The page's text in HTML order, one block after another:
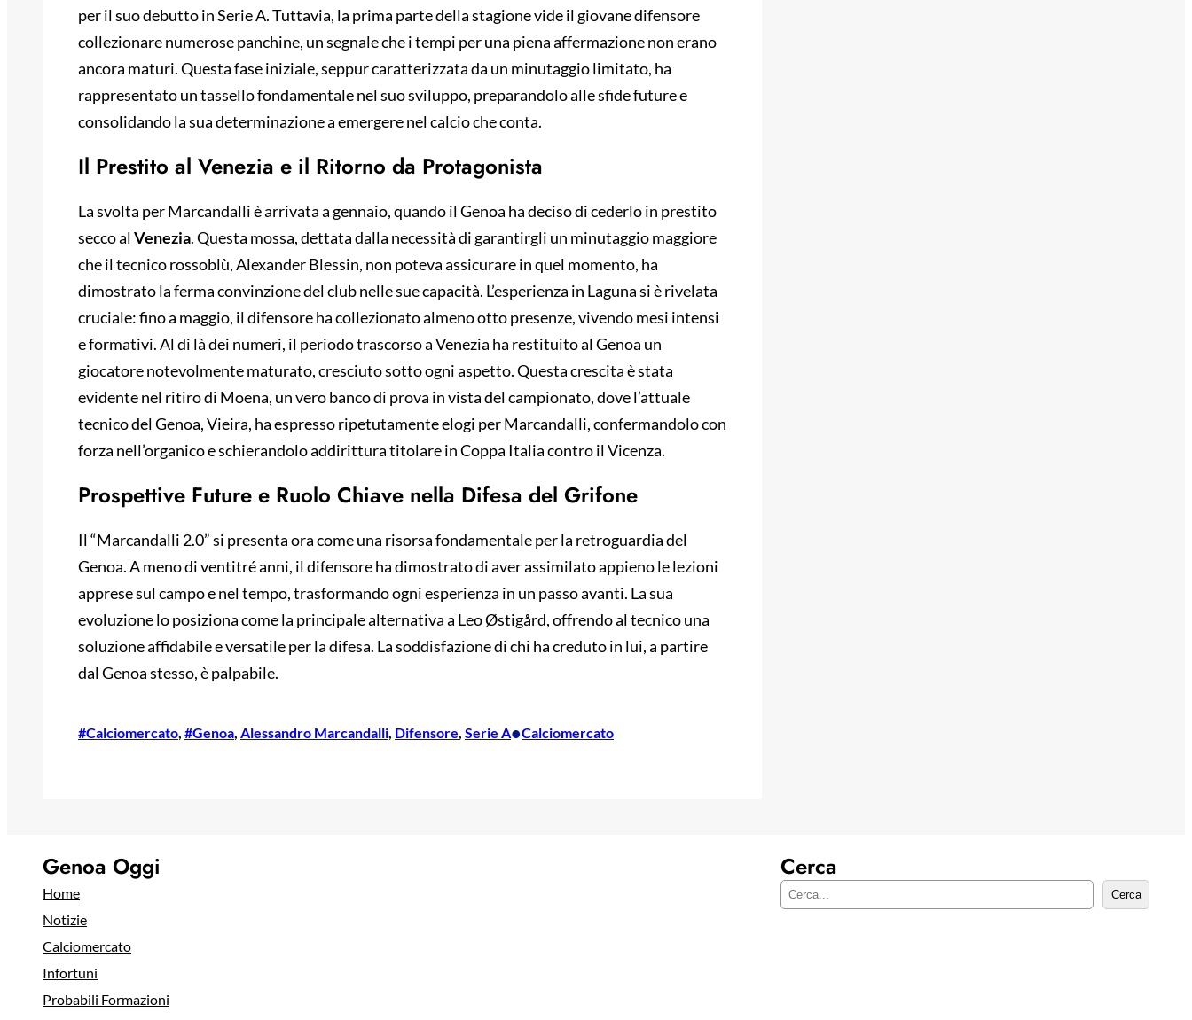
per il suo debutto in Serie A. Tuttavia, la prima parte della stagione vide il giovane difensore
collezionare numerose panchine, un segnale che i tempi per una piena affermazione non erano
ancora maturi. Questa fase iniziale, seppur caratterizzata da un minutaggio limitato, ha
rappresentato un tassello fondamentale nel suo sviluppo, preparandolo alle sfide future e
consolidando la sua determinazione a emergere nel calcio che conta.
Il Prestito al Venezia e il Ritorno da Protagonista
La svolta per Marcandalli è arrivata a gennaio, quando il Genoa ha deciso di cederlo in prestito
secco alVenezia. Questa mossa, dettata dalla necessità di garantirgli un minutaggio maggiore
che il tecnico rossoblù, Alexander Blessin, non poteva assicurare in quel momento, ha
dimostrato la ferma convinzione del club nelle sue capacità. L’esperienza in Laguna si è rivelata
cruciale: fino a maggio, il difensore ha collezionato almeno otto presenze, vivendo mesi intensi
e formativi. Al di là dei numeri, il periodo trascorso a Venezia ha restituito al Genoa un
giocatore notevolmente maturato, cresciuto sotto ogni aspetto. Questa crescita è stata
evidente nel ritiro di Moena, un vero banco di prova in vista del campionato, dove l’attuale
tecnico del Genoa, Vieira, ha espresso ripetutamente elogi per Marcandalli, confermandolo con
forza nell’organico e schierandolo addirittura titolare in Coppa Italia contro il Vicenza.
Prospettive Future e Ruolo Chiave nella Difesa del Grifone
Il “Marcandalli 2.0” si presenta ora come una risorsa fondamentale per la retroguardia del
Genoa. A meno di ventitré anni, il difensore ha dimostrato di aver assimilato appieno le lezioni
apprese sul campo e nel tempo, trasformando ogni esperienza in un passo avanti. La sua
evoluzione lo posiziona come la principale alternativa a Leo Østigård, offrendo al tecnico una
soluzione affidabile e versatile per la difesa. La soddisfazione di chi ha creduto in lui, a partire
dal Genoa stesso, è palpabile.
#Calciomercato, #Genoa, Alessandro Marcandalli, Difensore, Serie A•Calciomercato
Genoa Oggi
Home
Notizie
Calciomercato
Infortuni
Probabili Formazioni
Cerca
C
Cerca